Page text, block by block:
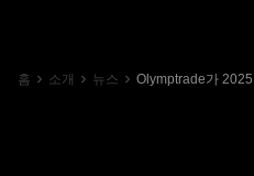
홈 소개 뉴스 Olymptrade가